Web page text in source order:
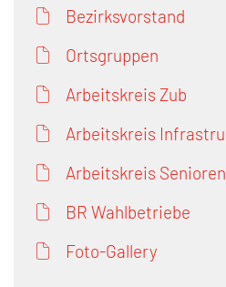
Bezirksvorstand
Ortsgruppen
Arbeitskreis Zub
Arbeitskreis
Arbeitskreis Senioren
BR Wahlbetriebe
Foto-Gallery